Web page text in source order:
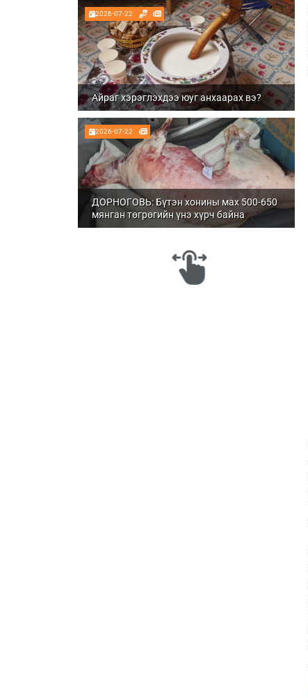
2026-07-22
Айраг хэрэглэхдээ юуг анхаарах вэ?
2026-07-22
ДОРНОГОВЬ: Бүтэн хонины мах 500-650
мянган төгрөгийн үнэ хүрч байна